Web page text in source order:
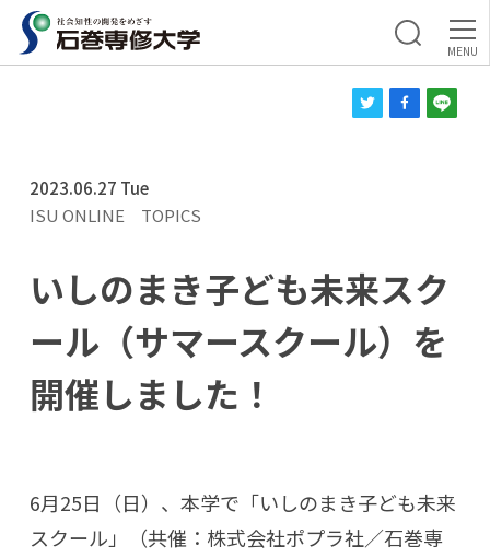
2023.06.27 Tue
ISU ONLINE
TOPICS
いしのまき子ども未来スク
ール（サマースクール）を
開催しました！
6月25日（日）、本学で「いしのまき子ども未来
スクール」（共催：株式会社ポプラ社／石巻専